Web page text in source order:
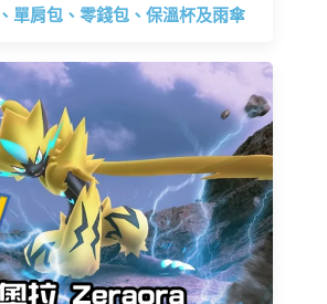
單肩包、零錢包、保溫杯及雨傘